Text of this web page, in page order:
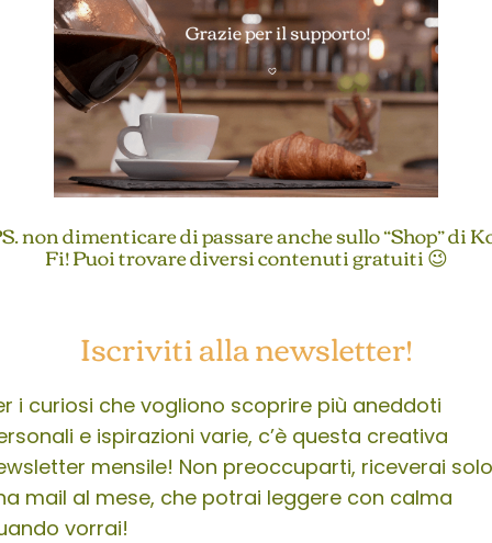
non dimenticare di passare anche sullo “Shop” di
Fi! Puoi trovare diversi contenuti gratuiti 😉
Iscriviti alla newsletter!
i curiosi che vogliono scoprire più aneddoti
e ispirazioni varie, c’è questa creativa
mensile! Non preoccuparti, riceverai solo
mail al mese, che potrai leggere con calma
vorrai!